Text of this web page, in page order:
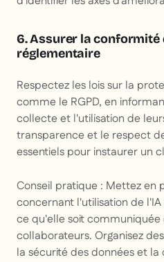
6. Assurer la conformité
réglementaire
Respectez les lois sur la
comme le RGPD, en
collecte et l'utilisation de
transparence et le respect
essentiels pour instaurer un
Conseil pratique : Mettez en
concernant l'utilisation de l'IA
ce qu'elle soit
collaborateurs. Organisez
la sécurité des données et la